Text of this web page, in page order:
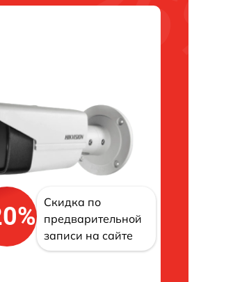
Скидка по
предварительной
записи на сайте